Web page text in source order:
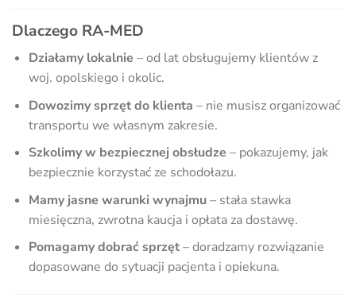
Dlaczego RA-MED
Działamy lokalnie – od lat obsługujemy klientów z
woj. opolskiego i okolic.
Dowozimy sprzęt do klienta – nie musisz organizować
transportu we własnym zakresie.
Szkolimy w bezpiecznej obsłudze – pokazujemy, jak
bezpiecznie korzystać ze schodołazu.
Mamy jasne warunki wynajmu– stała stawka
miesięczna, zwrotna kaucja i opłata za dostawę.
Pomagamy dobrać sprzęt– doradzamy rozwiązanie
dopasowane do sytuacji pacjenta i opiekuna.